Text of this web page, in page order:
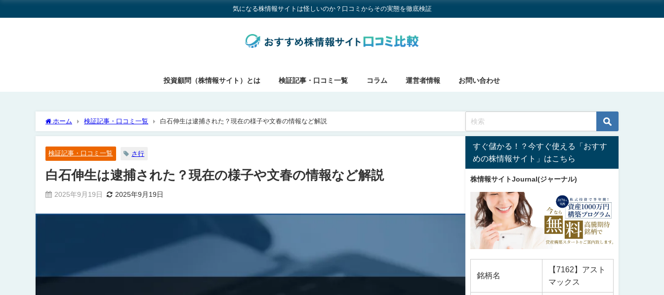
気になる株情報サイトは怪しいのか？口コミからその実態を徹底検証
投資顧問（株情報サイト）とは 検証記事・口コミ一覧 コラム 運営者情報 お問い合わせ
ホーム 検証記事・口コミ一覧 白石伸生は逮捕された？現在の様子や文春の情報など解説
検証記事・口コミ一覧 さ行
白石伸生は逮捕された？現在の様子や文春の情報など解説
2025年9月19日 2025年9月19日
すぐ儲かる！？今すぐ使える「おすす
めの株情報サイト」はこちら
株情報サイトJournal(ジャーナル)
銘柄名
【7162】アスト
マックス